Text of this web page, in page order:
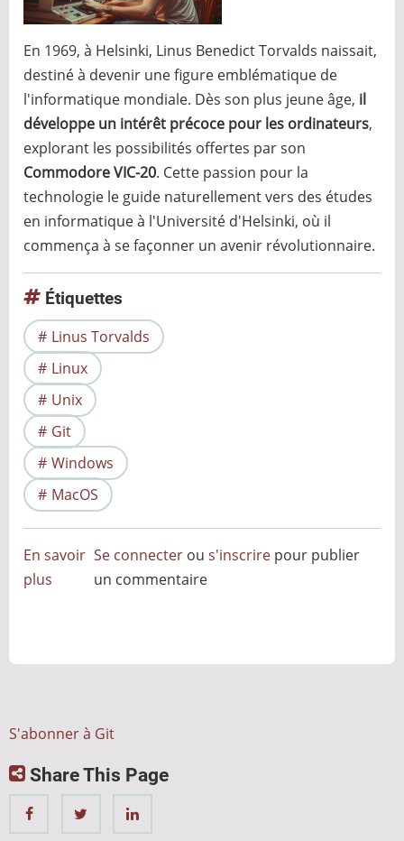
En 1969, à Helsinki, Linus Benedict Torvalds naissait,
destiné à devenir une figure emblématique de
l'informatique mondiale. Dès son plus jeune âge, il
développe un intérêt précoce pour les ordinateurs,
explorant les possibilités offertes par son
Commodore VIC-20. Cette passion pour la
technologie le guide naturellement vers des études
en informatique à l'Université d'Helsinki, où il
commença à se façonner un avenir révolutionnaire.
Étiquettes
Linus Torvalds
Linux
Unix
Git
Windows
MacOS
En savoir
plus
derrière
l'Open
Source
Se connecter ous'inscrire pour publier
un commentaire
S'abonner à Git
Share This Page